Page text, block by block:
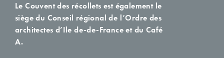
Le Couvent des récollets est également le
siège du Conseil régional de l’Ordre des
architectes d’Ile de-de-France et du Café
A.